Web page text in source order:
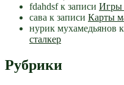
fdahdsfк записи Игры
сава к записи Карты
нурик мухамедьянов
сталкер
Рубрики